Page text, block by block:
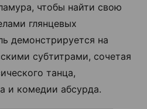
чтобы найти свою
глянцевых
демонстрируется на
субтитрами, сочетая
танца,
и комедии абсурда.